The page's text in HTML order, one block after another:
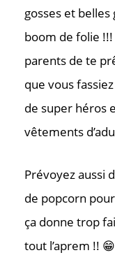
gosses et
boom de folie
parents de te
que vous
de super héros
vêtements
Prévoyez aussi
de popcorn
ça donne trop
tout l’aprem !! 😁